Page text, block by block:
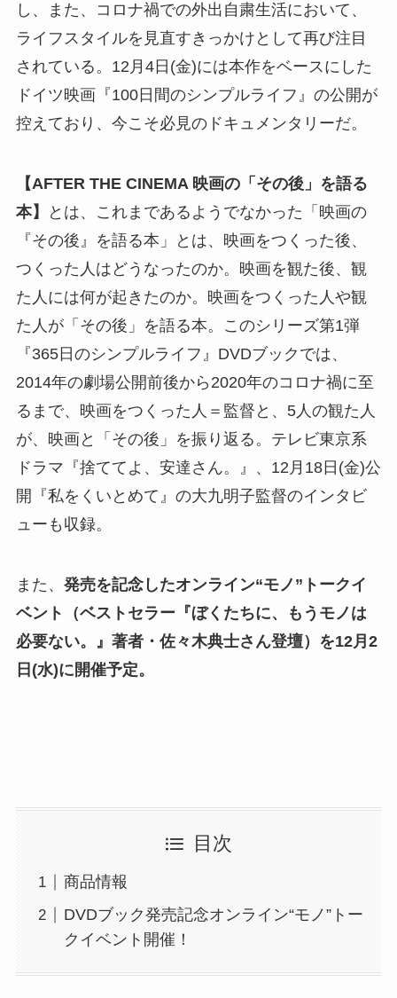
し、また、コロナ禍での外出自粛生活において、
ライフスタイルを見直すきっかけとして再び注目
されている。12月4日(金)には本作をベースにした
ドイツ映画『100日間のシンプルライフ』の公開が
控えており、今こそ必見のドキュメンタリーだ。
【AFTER THE CINEMA 映画の「その後」を語る
本】
とは、これまであるようでなかった「映画の
『その後』を語る本」とは、映画をつくった後、
つくった人はどうなったのか。映画を観た後、観
た人には何が起きたのか。映画をつくった人や観
た人が「その後」を語る本。このシリーズ第1弾
『365日のシンプルライフ』DVDブックでは、
2014年の劇場公開前後から2020年のコロナ禍に至
るまで、映画をつくった人＝監督と、5人の観た人
が、映画と「その後」を振り返る。テレビ東京系
ドラマ『捨ててよ、安達さん。』、12月18日(金)公
開『私をくいとめて』の大九明子監督のインタビ
ューも収録。
また、 発売を記念したオンライン“モノ”トークイ
ベント（ベストセラー『ぼくたちに、もうモノは
必要ない。』著者・佐々木典士さん登壇）を12月2
日(水)に開催予定。
目次
商品情報
DVDブック発売記念オンライン“モノ”トー
クイベント開催！